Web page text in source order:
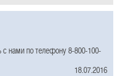
нами по телефону 8-800-100-
18.07.2016